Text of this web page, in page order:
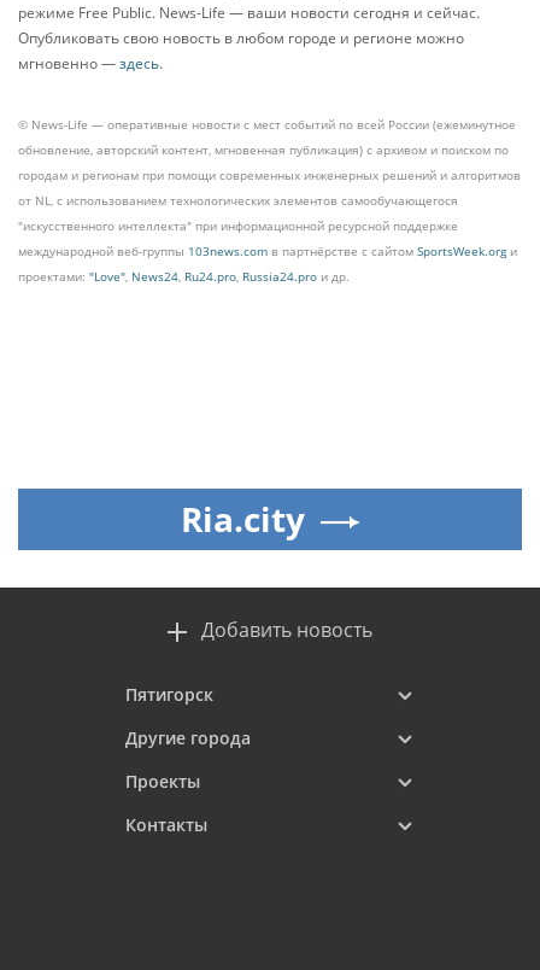
режиме Free Public. News-Life — ваши новости сегодня и сейчас.
Опубликовать свою новость в любом городе и регионе можно
мгновенно —здесь.
© News-Life — оперативные новости с мест событий по всей России (ежеминутное
обновление, авторский контент, мгновенная публикация) с архивом и поиском по
городам и регионам при помощи современных инженерных решений и алгоритмов
от NL, с использованием технологических элементов самообучающегося
"искусственного интеллекта" при информационной ресурсной поддержке
международной веб-группы 103news.com в партнёрстве с сайтом SportsWeek.orgи
проектами: "Love", News24, Ru24.pro, Russia24.pro и др.
Ria.city
Добавить новость
Пятигорск
Другие города
Проекты
Контакты